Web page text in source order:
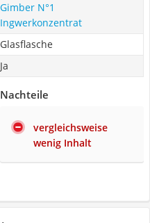
Gimber N°1
Ingwerkonzentrat
Glasflasche
Ja
Nachteile
vergleichsweise
wenig Inhalt